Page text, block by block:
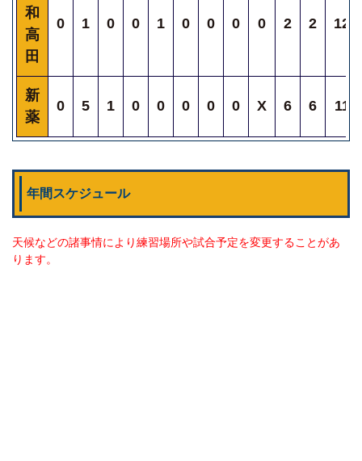
和
高
田
0 1 0 0 1 0 0 0 0 2 2 12
新
薬
0 5 1 0 0 0 0 0 X 6 6 11
年間スケジュール
天候などの諸事情により練習場所や試合予定を変更することがあ
ります。